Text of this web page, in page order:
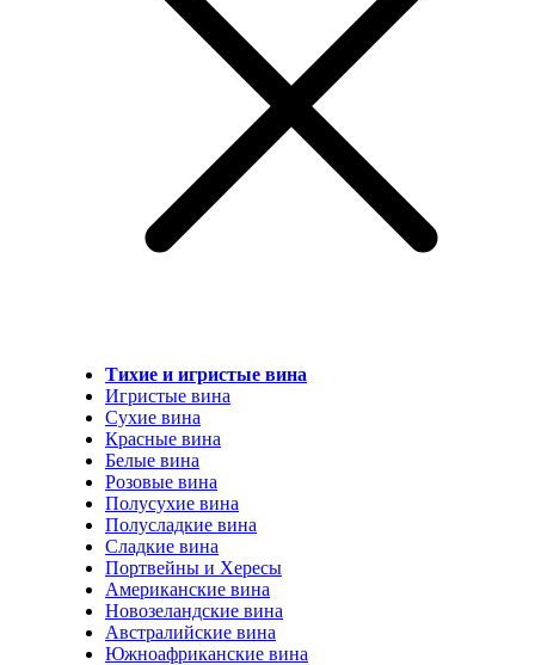
Тихие и игристые вина
Игристые вина
Сухие вина
Красные вина
Белые вина
Розовые вина
Полусухие вина
Полусладкие вина
Сладкие вина
Портвейны и Хересы
Американские вина
Новозеландские вина
Австралийские вина
Южноафриканские вина